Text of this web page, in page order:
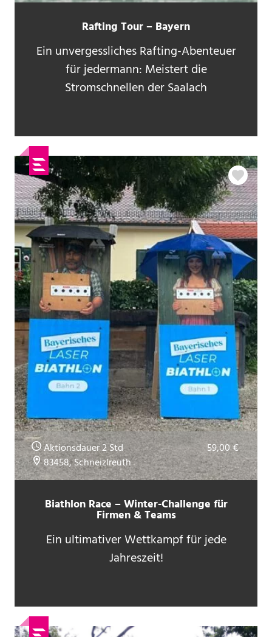
Rafting Tour – Bayern
Ein unvergessliches Rafting-Abenteuer
für jedermann: Meistert die
Stromschnellen der Saalach
Biathlon Race – Winter-Challenge für
Firmen & Teams
Ein ultimativer Wettkampf für jede
Jahreszeit!
Aktionsdauer 2 Std
59,00 €
83458, Schneizlreuth